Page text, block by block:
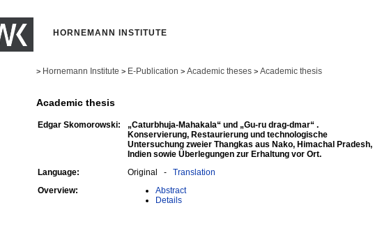
HORNEMANN INSTITUTE
> Hornemann Institute > E-Publication > Academic theses > Academic thesis
Academic thesis
Edgar Skomorowski:
„Caturbhuja-Mahakala“ und „Gu-ru drag-dmar“ .
Konservierung, Restaurierung und technologische
Untersuchung zweier Thangkas aus Nako, Himachal Pradesh,
Indien sowie Überlegungen zur Erhaltung vor Ort.
Language: Original - Translation
Overview:
Abstract
Details